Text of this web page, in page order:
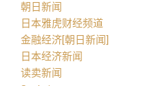
朝日新闻
日本雅虎财经频道
金融经济[朝日新闻]
日本经济新闻
读卖新闻